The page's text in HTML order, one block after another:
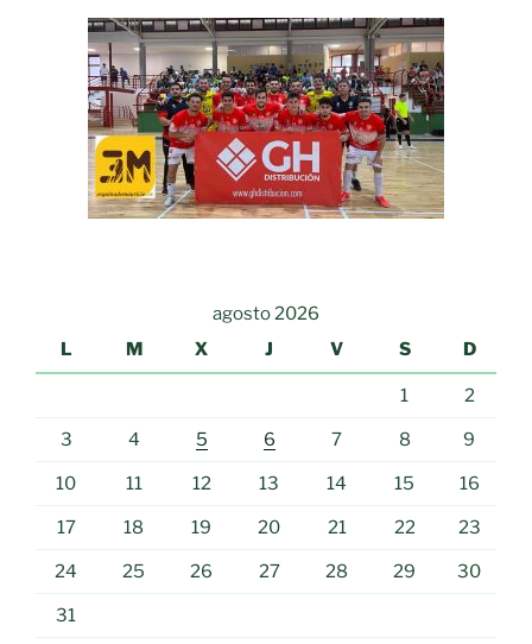
agosto 2026
L
M X J V S D
1 2
3 4 5 6 7 8 9
10 11 12 13 14 15 16
17 18 19 20 21 22 23
24 25 26 27 28 29 30
31